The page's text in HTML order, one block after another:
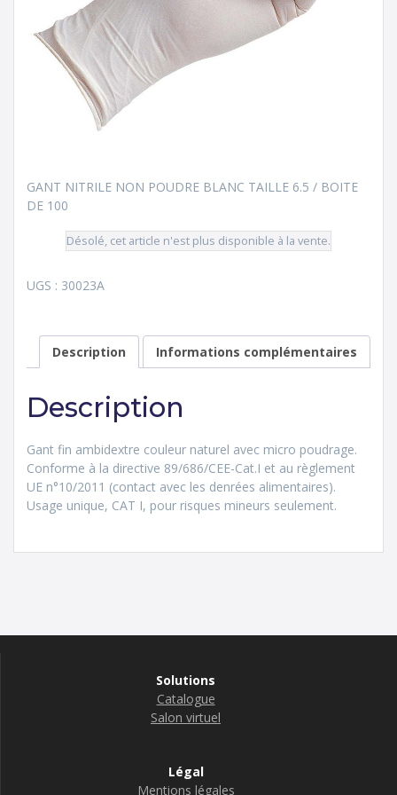
GANT NITRILE NON POUDRE BLANC TAILLE 6.5 / BOITE
DE 100
Désolé, cet article n'est plus disponible à la vente.
UGS : 30023A
Description Informations complémentaires
Description
Gant fin ambidextre couleur naturel avec micro poudrage.
Conforme à la directive 89/686/CEE-Cat.I et au règlement
UE n°10/2011 (contact avec les denrées alimentaires).
Usage unique, CAT I, pour risques mineurs seulement.
Solutions
Catalogue
Salon virtuel
Légal
Mentions légales